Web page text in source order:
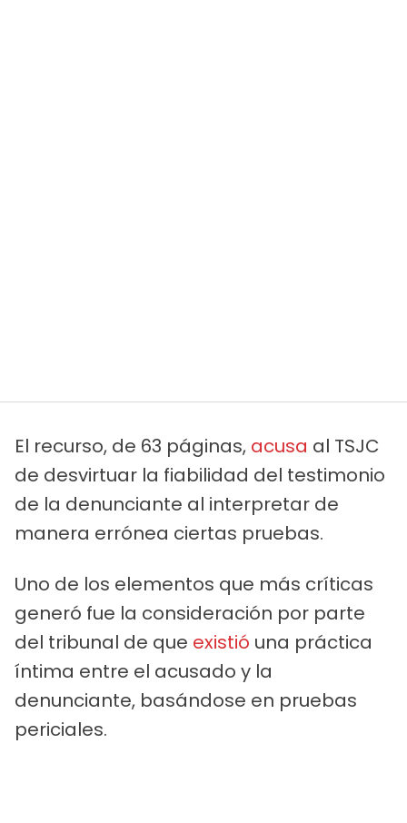
El recurso, de 63 páginas, acusa al TSJC
de desvirtuar la fiabilidad del testimonio
de la denunciante al interpretar de
manera errónea ciertas pruebas.
Uno de los elementos que más críticas
generó fue la consideración por parte
del tribunal de que existió una práctica
íntima entre el acusado y la
denunciante, basándose en pruebas
periciales.